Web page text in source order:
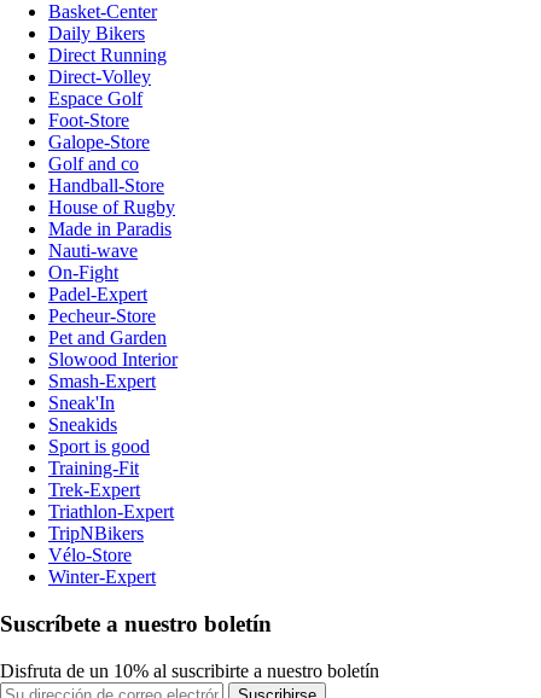
Basket-Center
Daily Bikers
Direct Running
Direct-Volley
Espace Golf
Foot-Store
Galope-Store
Golf and co
Handball-Store
House of Rugby
Made in Paradis
Nauti-wave
On-Fight
Padel-Expert
Pecheur-Store
Pet and Garden
Slowood Interior
Smash-Expert
Sneak'In
Sneakids
Sport is good
Training-Fit
Trek-Expert
Triathlon-Expert
TripNBikers
Vélo-Store
Winter-Expert
Suscríbete a nuestro boletín
Disfruta de un 10% al suscribirte a nuestro boletín